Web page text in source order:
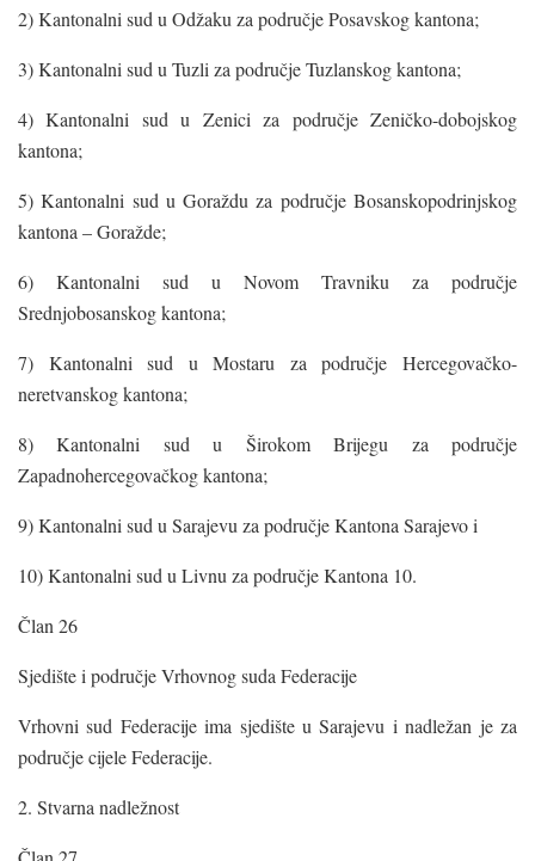
2) Kantonalni sud u Odžaku za područje Posavskog kantona;
3) Kantonalni sud u Tuzli za područje Tuzlanskog kantona;
4) Kantonalni sud u Zenici za područje Zeničko-dobojskog
kantona;
5) Kantonalni sud u Goraždu za područje Bosanskopodrinjskog
kantona – Goražde;
6) Kantonalni sud u Novom Travniku za područje
Srednjobosanskog kantona;
7) Kantonalni sud u Mostaru za područje Hercegovačko-
neretvanskog kantona;
8) Kantonalni sud u Širokom Brijegu za područje
Zapadnohercegovačkog kantona;
9) Kantonalni sud u Sarajevu za područje Kantona Sarajevo i
10) Kantonalni sud u Livnu za područje Kantona 10.
Član 26
Sjedište i područje Vrhovnog suda Federacije
Vrhovni sud Federacije ima sjedište u Sarajevu i nadležan je za
područje cijele Federacije.
2. Stvarna nadležnost